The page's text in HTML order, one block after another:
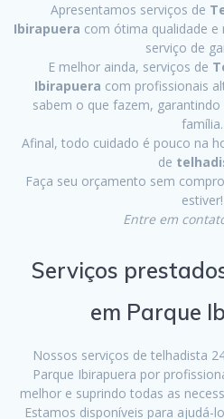
Apresentamos serviços de
Ibirapuera com ótima qualidade
serviço de
E melhor ainda, serviços de
Ibirapuera com profissionais
sabem o que fazem,
família.
Afinal, todo cuidado é pouco na
de
Faça seu orçamento sem
estiver!
Entre em
Serviços
em Parque
Nossos serviços de telhadista
Parque Ibirapuera por
melhor e suprindo todas as
Estamos disponíveis para ajudá-